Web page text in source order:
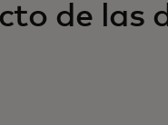
de las